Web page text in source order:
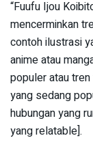
“Fuufu Ijou
mencerminkan
contoh ilustrasi
anime atau
populer atau
yang sedang
hubungan yang
yang relatable].